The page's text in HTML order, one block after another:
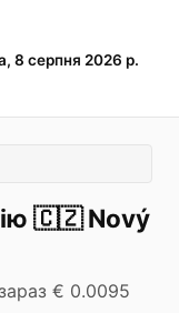
8 серпня 2026 р.
🇨🇿 Nový
€ 0.0095